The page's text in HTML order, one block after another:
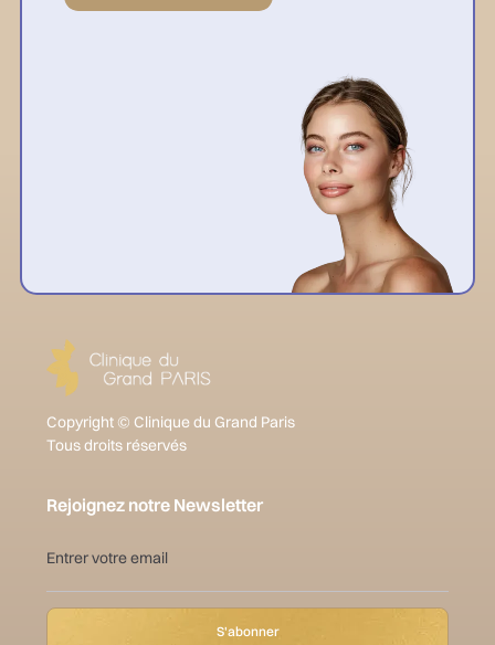
Copyright © Clinique du Grand Paris
Tous droits réservés
Rejoignez notre Newsletter